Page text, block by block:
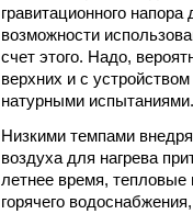
гравитационного
возможности
счет этого. Надо,
верхних и с
натурными испытаниями.
Низкими темпами
воздуха для нагрева
летнее время, тепловые
горячего